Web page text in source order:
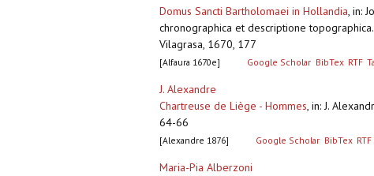
Domus Sancti Bartholomaei in Hollandia, in:
chronographica et descriptione
Vilagrasa, 1670, 177
[Alfaura 1670e] Google Scholar BibTex RTF
J. Alexandre
Chartreuse de Liège - Hommes, in: J.
64-66
[Alexandre 1876] Google Scholar BibTex RTF
Maria-Pia Alberzoni